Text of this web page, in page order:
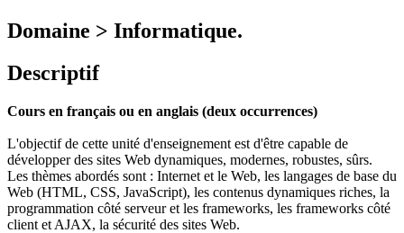
Domaine > Informatique.
Descriptif
Cours en français ou en anglais (deux occurrences)
L'objectif de cette unité d'enseignement est d'être capable de
développer des sites Web dynamiques, modernes, robustes, sûrs.
Les thèmes abordés sont : Internet et le Web, les langages de base du
Web (HTML, CSS, JavaScript), les contenus dynamiques riches, la
programmation côté serveur et les frameworks, les frameworks côté
client et AJAX, la sécurité des sites Web.